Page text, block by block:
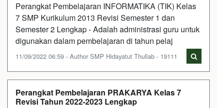
Perangkat Pembelajaran INFORMATIKA (TIK) Kelas
7 SMP Kurikulum 2013 Revisi Semester 1 dan
Semester 2 Lengkap - Adalah administrasi guru untuk
digunakan dalam pembelajaran di tahun pelaj
11/09/2022 06:59 - Author SMP Hidayatut Thullab - 19111
Perangkat Pembelajaran PRAKARYA Kelas 7
Revisi Tahun 2022-2023 Lengkap